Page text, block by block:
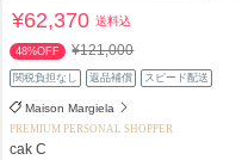
¥62,370送料込
48%OFF ¥121,000
関税負担なし 返品補償 スピード配送
Maison Margiela
PREMIUM PERSONAL SHOPPER
cak C